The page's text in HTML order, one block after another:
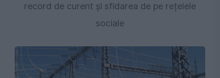
record de curent și sfidarea de pe rețelele
sociale